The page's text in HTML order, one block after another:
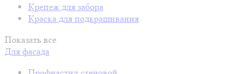
Крепеж для забора
Краска для подкрашивания
Показать все
Для фасада